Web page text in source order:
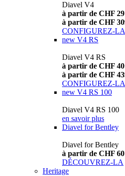
Diavel V4
à partir de CHF
à partir de CHF
CONFIGUREZ-LA
new V4 RS
Diavel V4 RS
à partir de CHF
à partir de CHF
CONFIGUREZ-LA
new V4 RS 100
Diavel V4 RS 100
en savoir plus
Diavel for Bentley
Diavel for Bentley
à partir de CHF
DÉCOUVREZ-LA
Heritage